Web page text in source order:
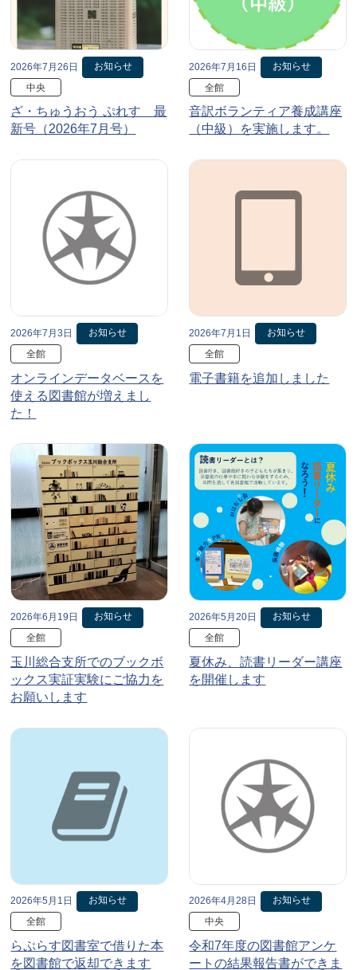
2026年7月26日
お知らせ
中央
ざ・ちゅうおう ぷれす 最
新号（2026年7月号）
2026年7月16日
お知らせ
全館
音訳ボランティア養成講座
（中級）を実施します。
2026年7月3日
お知らせ
全館
オンラインデータベースを
使える図書館が増えまし
た！
2026年7月1日
お知らせ
全館
電子書籍を追加しました
2026年6月19日
お知らせ
全館
玉川総合支所でのブックボ
ックス実証実験にご協力を
お願いします
2026年5月20日
お知らせ
全館
夏休み、読書リーダー講座
を開催します
2026年5月1日
お知らせ
全館
らぷらす図書室で借りた本
を図書館で返却できます
2026年4月28日
お知らせ
中央
令和7年度の図書館アンケ
ートの結果報告書ができま